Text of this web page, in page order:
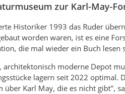
zur Karl-May-
Historiker 1993 das Ruder
worden waren, ist es eine
die mal wieder ein Buch lesen
architektonisch moderne Depot
lagern seit 2022 optimal.
über Karl May, die es nicht gibt",